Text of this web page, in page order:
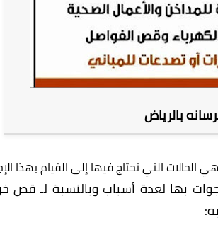
بالرياض
الحالات التي نحتاج فيها إلى القيام بهذا
بها لعدة أسباب وبالنسبة لـ قص